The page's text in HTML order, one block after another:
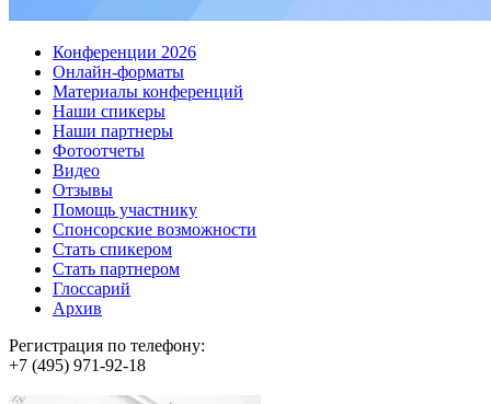
Конференции 2026
Онлайн-форматы
Материалы конференций
Наши спикеры
Наши партнеры
Фотоотчеты
Видео
Отзывы
Помощь участнику
Спонсорские возможности
Стать спикером
Стать партнером
Глоссарий
Архив
Регистрация по телефону:
+7 (495) 971-92-18